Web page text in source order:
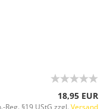
18,95 EUR
§19 UStG zzgl. Versand